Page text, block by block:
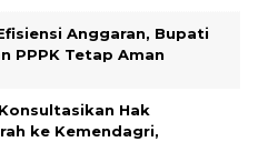
Anggaran, Bupati
PPPK Tetap Aman
Hak
ke Kemendagri,